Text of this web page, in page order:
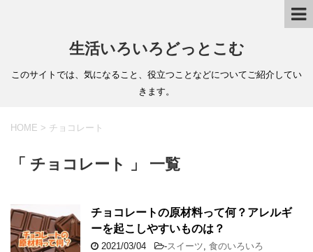
生活いろいろどっとこむ
このサイトでは、気になること、役立つことなどについてご紹介してい
きます。
HOME > チョコレート
「 チョコレート 」 一覧
チョコレートの原材料って何？アレルギ
ーを起こしやすいものは？
2021/03/04 -スイーツ 食のいろいろ